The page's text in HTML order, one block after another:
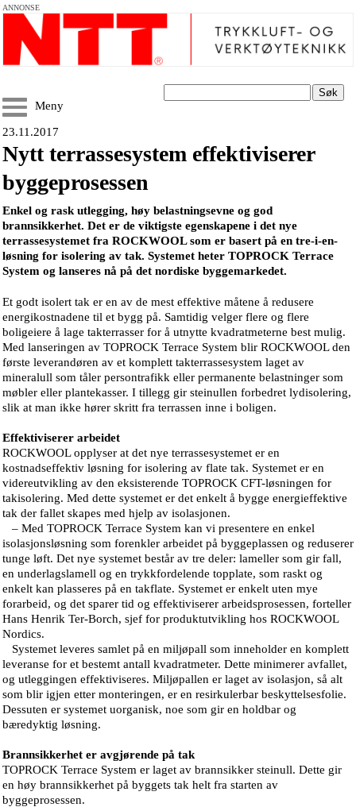
ANNONSE
Søk
Meny
23.11.2017
Nytt terrassesystem effektiviserer
byggeprosessen
Enkel og rask utlegging, høy belastningsevne og god
brannsikkerhet. Det er de viktigste egenskapene i det nye
terrassesystemet fra ROCKWOOL som er basert på en tre-i-en-
løsning for isolering av tak. Systemet heter TOPROCK Terrace
System og lanseres nå på det nordiske byggemarkedet.
Et godt isolert tak er en av de mest effektive måtene å redusere
energikostnadene til et bygg på. Samtidig velger flere og flere
boligeiere å lage takterrasser for å utnytte kvadratmeterne best mulig.
Med lanseringen av TOPROCK Terrace System blir ROCKWOOL den
første leverandøren av et komplett takterrassesystem laget av
mineralull som tåler persontrafikk eller permanente belastninger som
møbler eller plantekasser. I tillegg gir steinullen forbedret lydisolering,
slik at man ikke hører skritt fra terrassen inne i boligen.
Effektiviserer arbeidet
ROCKWOOL opplyser at det nye terrassesystemet er en
kostnadseffektiv løsning for isolering av flate tak. Systemet er en
videreutvikling av den eksisterende TOPROCK CFT-løsningen for
takisolering. Med dette systemet er det enkelt å bygge energieffektive
tak der fallet skapes med hjelp av isolasjonen.
– Med TOPROCK Terrace System kan vi presentere en enkel
isolasjonsløsning som forenkler arbeidet på byggeplassen og reduserer
tunge løft. Det nye systemet består av tre deler: lameller som gir fall,
en underlagslamell og en trykkfordelende topplate, som raskt og
enkelt kan plasseres på en takflate. Systemet er enkelt uten mye
forarbeid, og det sparer tid og effektiviserer arbeidsprosessen, forteller
Hans Henrik Ter-Borch, sjef for produktutvikling hos ROCKWOOL
Nordics.
Systemet leveres samlet på en miljøpall som inneholder en komplett
leveranse for et bestemt antall kvadratmeter. Dette minimerer avfallet,
og utleggingen effektiviseres. Miljøpallen er laget av isolasjon, så alt
som blir igjen etter monteringen, er en resirkulerbar beskyttelsesfolie.
Dessuten er systemet uorganisk, noe som gir en holdbar og
bæredyktig løsning.
Brannsikkerhet er avgjørende på tak
TOPROCK Terrace System er laget av brannsikker steinull. Dette gir
en høy brannsikkerhet på byggets tak helt fra starten av
byggeprosessen.